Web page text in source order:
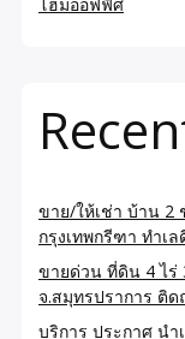
ขาย/ให้เช่า บ้าน 2
กรุงเทพกรีฑา ทำเ
ขายด่วน ที่ดิน 4 ไร่
จ.สมุทรปราการ ติ
บริการ ประกาศ น